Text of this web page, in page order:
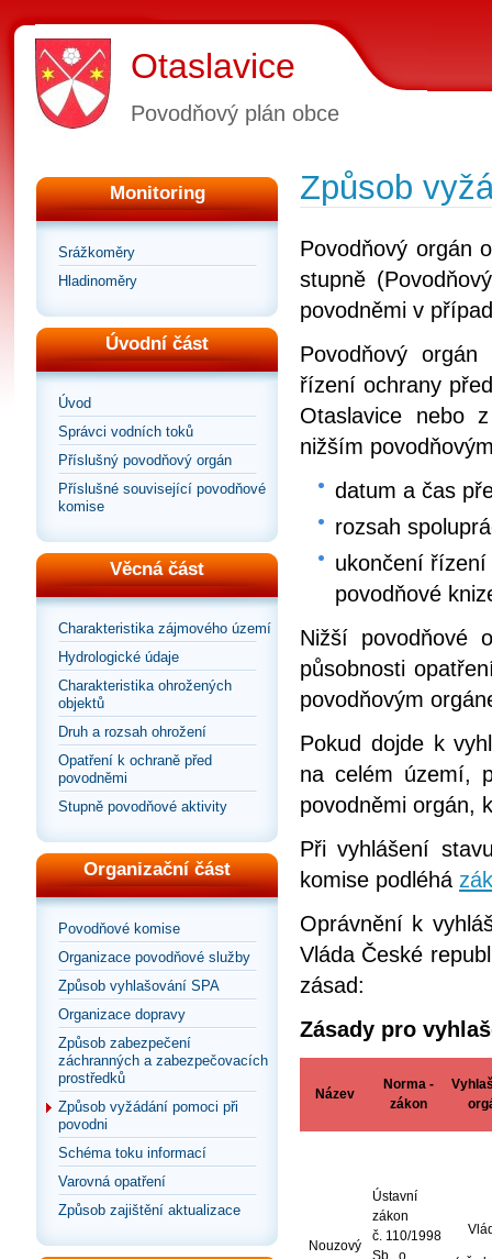
Otaslavice
Povodňový plán obce
Monitoring
Srážkoměry
Hladinoměry
Úvodní část
Úvod
Správci vodních toků
Příslušný povodňový orgán
Příslušné související povodňové
komise
Věcná část
Charakteristika zájmového území
Hydrologické údaje
Charakteristika ohrožených
objektů
Druh a rozsah ohrožení
Opatření k ochraně před
povodněmi
Stupně povodňové aktivity
Organizační část
Povodňové komise
Organizace povodňové služby
Způsob vyhlašování SPA
Organizace dopravy
Způsob zabezpečení
záchranných a zabezpečovacích
prostředků
Způsob vyžádání pomoci při
povodni
Schéma toku informací
Varovná opatření
Způsob zajištění aktualizace
Způsob
Povodňový orgán
stupně
povodněmi v
Povodňový
řízení ochrany
Otaslavice nebo
nižším
datum a čas
rozsah
ukončení řízení
povodňové
Nižší povodňové
působnosti
povodňovým
Pokud dojde k
na celém území,
povodněmi orgán,
Při vyhlášení
komise podléhá
Oprávnění k
Vláda České
zásad:
Zásady pro
Název
Norma -
zákon
Nouzový
Ústavní
zákon
č. 110/1998
Sb., o